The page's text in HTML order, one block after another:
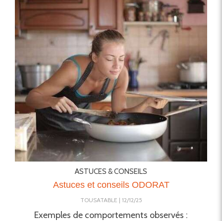
ASTUCES & CONSEILS
Astuces et conseils ODORAT
TOUSATABLE 12/12/25
Exemples de comportements observés :